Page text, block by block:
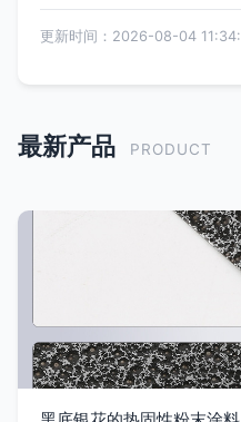
更新时间：2026-08-04
最新产品 PRODUCT